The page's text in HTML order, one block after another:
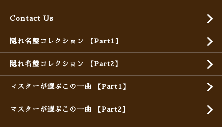
Contact Us
隠れ名盤コレクション 【Part1】
隠れ名盤コレクション 【Part2】
マスターが選ぶこの一曲 【Part1】
マスターが選ぶこの一曲 【Part2】